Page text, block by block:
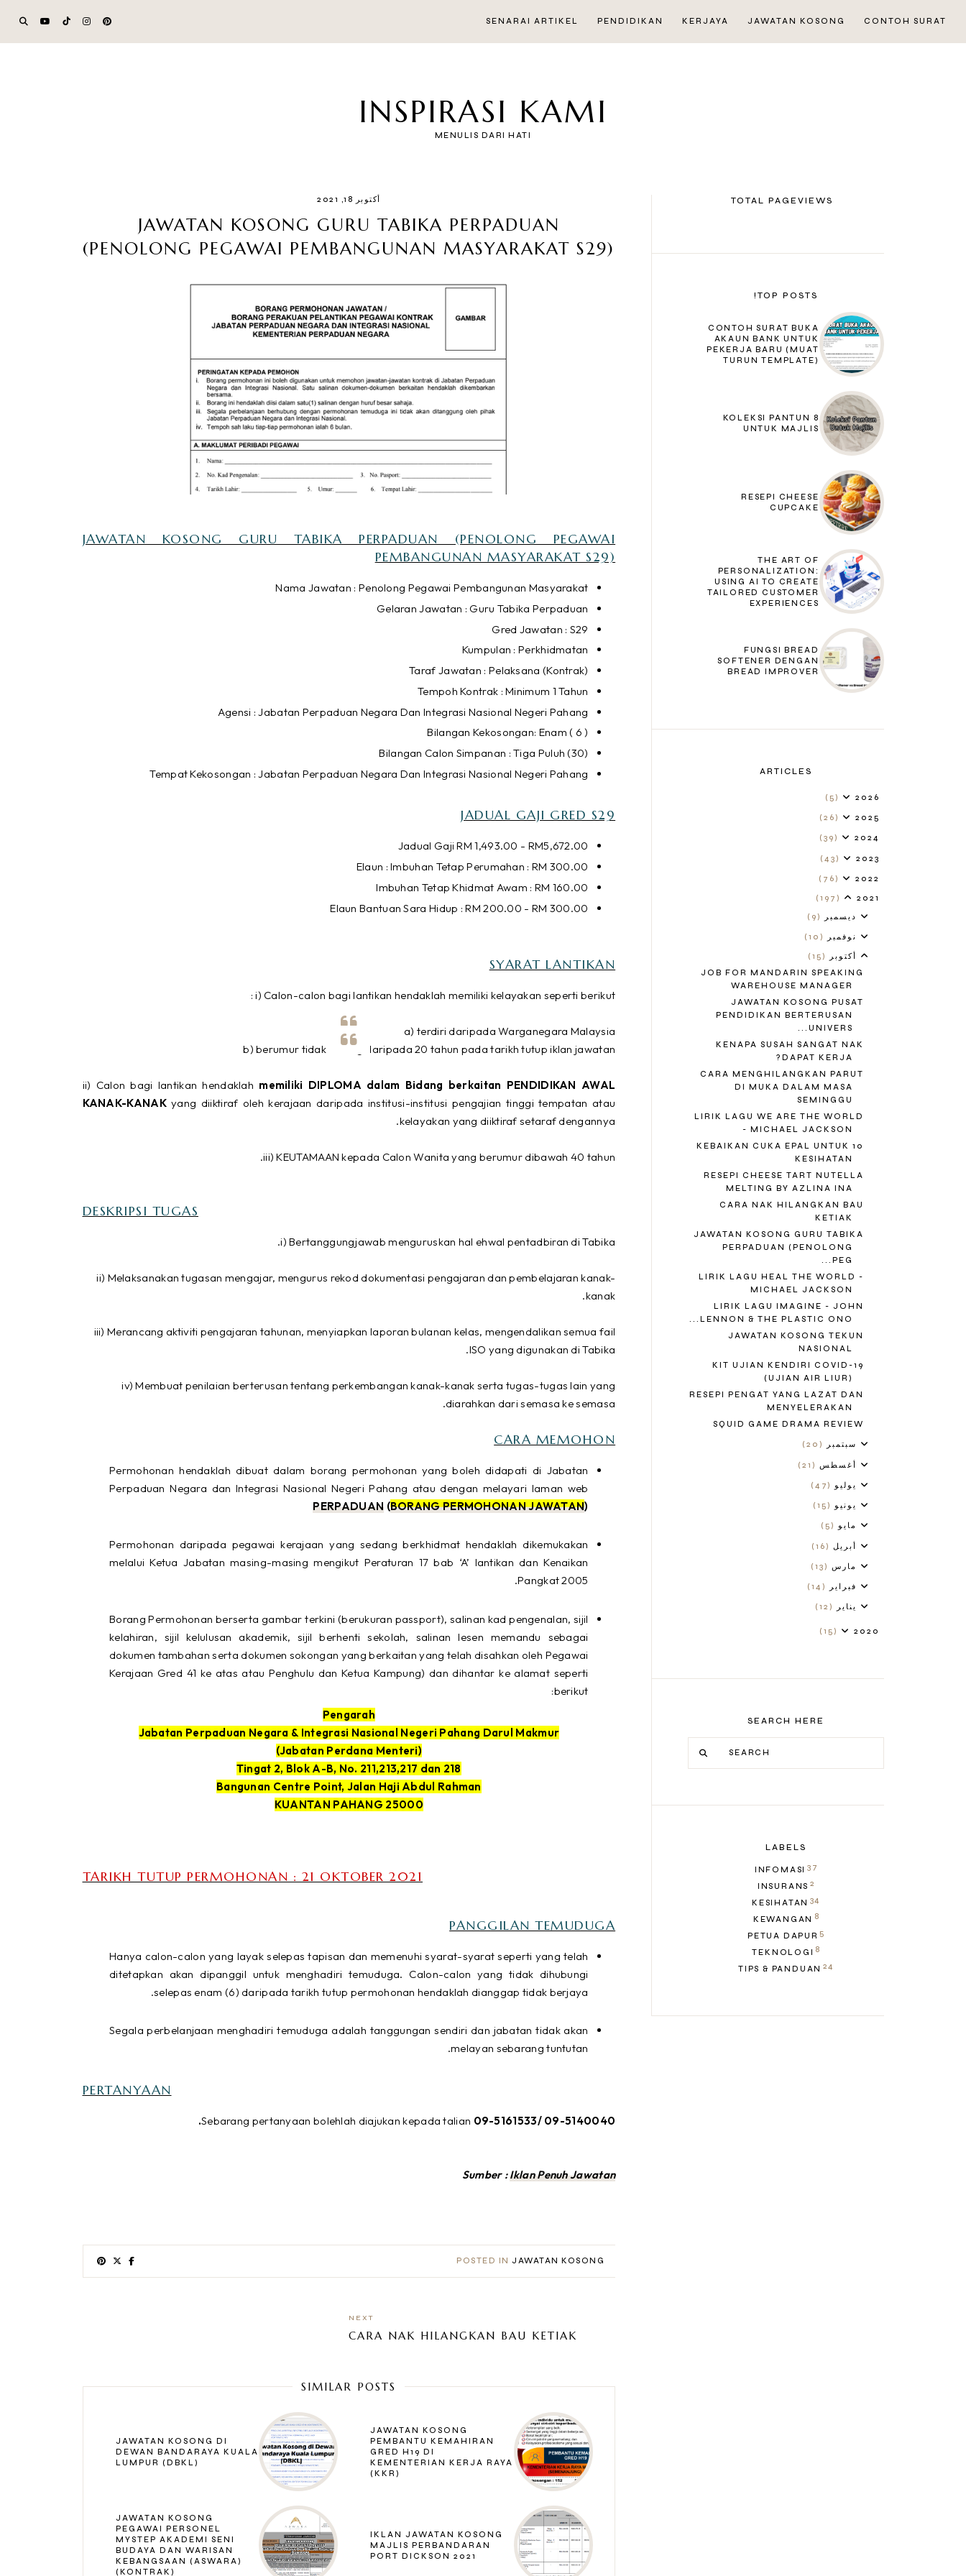
CONTOH SURAT
JAWATAN KOSONG
KERJAYA
PENDIDIKAN
SENARAI ARTIKEL
INSPIRASI KAMI
MENULIS DARI HATI
أكتوبر 18, 2021
JAWATAN KOSONG GURU TABIKA PERPADUAN
(PENOLONG PEGAWAI PEMBANGUNAN MASYARAKAT S29)
JAWATAN KOSONG GURU TABIKA PERPADUAN (PENOLONG PEGAWAI
PEMBANGUNAN MASYARAKAT S29)
Nama Jawatan : Penolong Pegawai Pembangunan Masyarakat
Gelaran Jawatan : Guru Tabika Perpaduan
Gred Jawatan : S29
Kumpulan : Perkhidmatan
Taraf Jawatan : Pelaksana (Kontrak)
Tempoh Kontrak : Minimum 1 Tahun
Agensi : Jabatan Perpaduan Negara Dan Integrasi Nasional Negeri Pahang
Bilangan Kekosongan: Enam ( 6 )
Bilangan Calon Simpanan : Tiga Puluh (30)
Tempat Kekosongan : Jabatan Perpaduan Negara Dan Integrasi Nasional Negeri Pahang
JADUAL GAJI GRED S29
Jadual Gaji RM 1,493.00 - RM5,672.00
Elaun : Imbuhan Tetap Perumahan : RM 300.00
Imbuhan Tetap Khidmat Awam : RM 160.00
Elaun Bantuan Sara Hidup : RM 200.00 - RM 300.00
SYARAT LANTIKAN
i) Calon-calon bagi lantikan hendaklah memiliki kelayakan seperti berikut :
a) terdiri daripada Warganegara Malaysia
b) berumur tidak kurang daripada 20 tahun pada tarikh tutup iklan jawatan
ii) Calon bagi lantikan hendaklah memiliki DIPLOMA dalam Bidang berkaitan PENDIDIKAN AWAL
KANAK-KANAKyang diiktiraf oleh kerajaan daripada institusi-institusi pengajian tinggi tempatan atau
kelayakan yang diiktiraf setaraf dengannya.
iii) KEUTAMAAN kepada Calon Wanita yang berumur dibawah 40 tahun.
DESKRIPSI TUGAS
i) Bertanggungjawab menguruskan hal ehwal pentadbiran di Tabika.
ii) Melaksanakan tugasan mengajar, mengurus rekod dokumentasi pengajaran dan pembelajaran kanak-
kanak.
iii) Merancang aktiviti pengajaran tahunan, menyiapkan laporan bulanan kelas, mengendalikan semua fail
ISO yang digunakan di Tabika.
iv) Membuat penilaian berterusan tentang perkembangan kanak-kanak serta tugas-tugas lain yang
diarahkan dari semasa ke semasa.
CARA MEMOHON
Permohonan hendaklah dibuat dalam borang permohonan yang boleh didapati di Jabatan
Perpaduan Negara dan Integrasi Nasional Negeri Pahang atau dengan melayari laman web
PERPADUAN (BORANG PERMOHONAN JAWATAN)
Permohonan daripada pegawai kerajaan yang sedang berkhidmat hendaklah dikemukakan
melalui Ketua Jabatan masing-masing mengikut Peraturan 17 bab ‘A’ lantikan dan Kenaikan
Pangkat 2005.
Borang Permohonan berserta gambar terkini (berukuran passport), salinan kad pengenalan, sijil
kelahiran, sijil kelulusan akademik, sijil berhenti sekolah, salinan lesen memandu sebagai
dokumen tambahan serta dokumen sokongan yang berkaitan yang telah disahkan oleh Pegawai
Kerajaan Gred 41 ke atas atau Penghulu dan Ketua Kampung) dan dihantar ke alamat seperti
berikut:
Pengarah
Jabatan Perpaduan Negara & Integrasi Nasional Negeri Pahang Darul Makmur
(Jabatan Perdana Menteri)
Tingat 2, Blok A-B, No. 211,213,217 dan 218
Bangunan Centre Point, Jalan Haji Abdul Rahman
25000 KUANTAN PAHANG
TARIKH TUTUP PERMOHONAN : 21 OKTOBER 2021
PANGGILAN TEMUDUGA
Hanya calon-calon yang layak selepas tapisan dan memenuhi syarat-syarat seperti yang telah
ditetapkan akan dipanggil untuk menghadiri temuduga. Calon-calon yang tidak dihubungi
selepas enam (6) daripada tarikh tutup permohonan hendaklah dianggap tidak berjaya.
Segala perbelanjaan menghadiri temuduga adalah tanggungan sendiri dan jabatan tidak akan
melayan sebarang tuntutan.
PERTANYAAN
Sebarang pertanyaan bolehlah diajukan kepada talian 09-5161533/ 09-5140040.
Sumber :Iklan Penuh Jawatan
POSTED INJAWATAN KOSONG
NEXT
CARA NAK HILANGKAN BAU KETIAK
SIMILAR POSTS
JAWATAN KOSONG
PEMBANTU KEMAHIRAN
GRED H19 DI
KEMENTERIAN KERJA RAYA
(KKR)
JAWATAN KOSONG DI
DEWAN BANDARAYA KUALA
LUMPUR (DBKL)
IKLAN JAWATAN KOSONG
MAJLIS PERBANDARAN
PORT DICKSON 2021
JAWATAN KOSONG
PEGAWAI PERSONEL
MYSTEP AKADEMI SENI
BUDAYA DAN WARISAN
KEBANGSAAN (ASWARA)
(KONTRAK)
TOTAL PAGEVIEWS
TOP POSTS!
CONTOH SURAT BUKA
AKAUN BANK UNTUK
PEKERJA BARU (MUAT
TURUN TEMPLATE)
8 KOLEKSI PANTUN
UNTUK MAJLIS
RESEPI CHEESE
CUPCAKE
THE ART OF
PERSONALIZATION:
USING AI TO CREATE
TAILORED CUSTOMER
EXPERIENCES
FUNGSI BREAD
SOFTENER DENGAN
BREAD IMPROVER
ARTICLES
2026
(5)
2025
(26)
2024
(39)
2023
(43)
2022
(76)
2021
(197)
ديسمبر
(9)
نوفمبر (10)
أكتوبر
(15)
JOB FOR MANDARIN SPEAKING
WAREHOUSE MANAGER
JAWATAN KOSONG PUSAT
PENDIDIKAN BERTERUSAN
UNIVERS...
KENAPA SUSAH SANGAT NAK
DAPAT KERJA?
CARA MENGHILANGKAN PARUT
DI MUKA DALAM MASA
SEMINGGU
LIRIK LAGU WE ARE THE WORLD
- MICHAEL JACKSON
10 KEBAIKAN CUKA EPAL UNTUK
KESIHATAN
RESEPI CHEESE TART NUTELLA
MELTING BY AZLINA INA
CARA NAK HILANGKAN BAU
KETIAK
JAWATAN KOSONG GURU TABIKA
PERPADUAN (PENOLONG
PEG...
LIRIK LAGU HEAL THE WORLD -
MICHAEL JACKSON
LIRIK LAGU IMAGINE - JOHN
LENNON & THE PLASTIC ONO...
JAWATAN KOSONG TEKUN
NASIONAL
KIT UJIAN KENDIRI COVID-19
(UJIAN AIR LIUR)
RESEPI PENGAT YANG LAZAT DAN
MENYELERAKAN
SQUID GAME DRAMA REVIEW
سبتمبر (20)
أغسطس (21)
يوليو (47)
يونيو (15)
مايو (5)
أبريل (16)
مارس (13)
فبراير (14)
يناير (12)
2020
(15)
SEARCH HERE
LABELS
INFOMASI 37
INSURANS 2
KESIHATAN 34
KEWANGAN 8
PETUA DAPUR 5
TEKNOLOGI 8
TIPS & PANDUAN 24